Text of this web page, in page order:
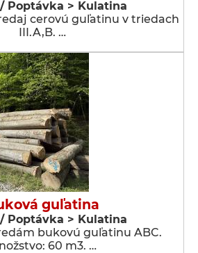
Poptávka > Kulatina
cerovú guľatinu v triedach
III.A,B. …
guľatina
Poptávka > Kulatina
bukovú guľatinu ABC.
60 m3. …